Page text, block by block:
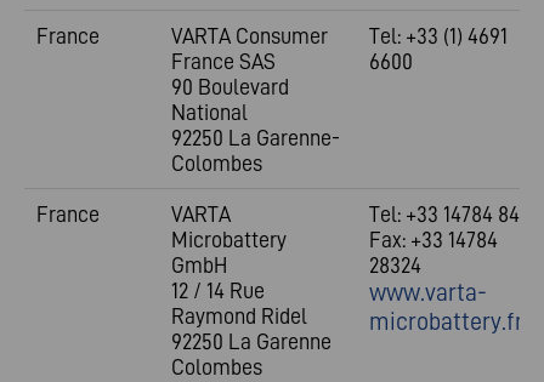
France
VARTA Consumer
France SAS
90 Boulevard
National
92250 La Garenne-
Colombes
Tel: +33 (1) 4691
6600
France
VARTA
Microbattery
GmbH
12 / 14 Rue
Raymond Ridel
92250 La Garenne
Colombes
Tel: +33 14784 8454
Fax: +33 14784
28324
www.varta-
microbattery.fr